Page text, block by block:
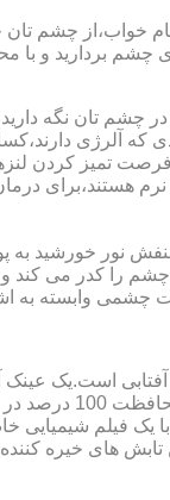
خواب،از چشم
چشم بردارید و
تان نگه
که آلرژی
تمیز کردن
نرم هستند،برای
را کدر می کند
چشمی وابسته
است.یک عینک
هایی که یک
یک فیلم
تابش های خیره